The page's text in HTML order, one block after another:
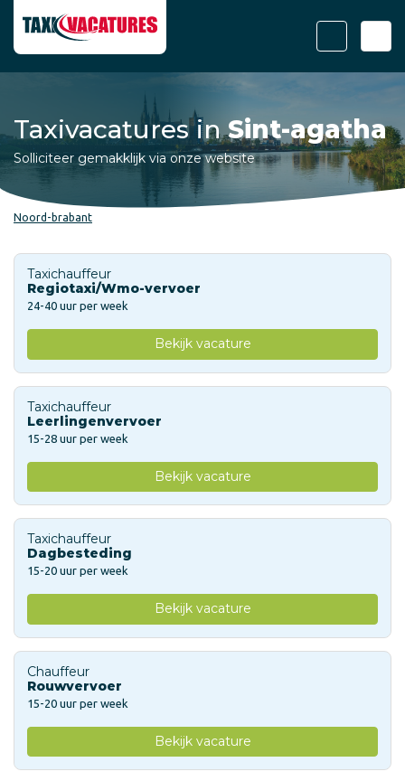
Taxivacatures inSint-agatha
Solliciteer gemakklijk via onze website
Noord-brabant
Taxichauffeur
Regiotaxi/Wmo-vervoer
24-40 uur per week
Bekijk vacature
Taxichauffeur
Leerlingenvervoer
15-28 uur per week
Bekijk vacature
Taxichauffeur
Dagbesteding
15-20 uur per week
Bekijk vacature
Chauffeur
Rouwvervoer
15-20 uur per week
Bekijk vacature